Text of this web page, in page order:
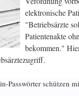
elektronische
"Betriebsärzte
Patientenakte
bekommen."
Passwörter schützen